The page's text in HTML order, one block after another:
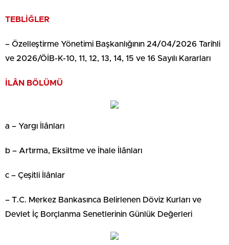
TEBLİĞLER
– Özelleştirme Yönetimi Başkanlığının 24/04/2026 Tarihli
ve 2026/ÖİB-K-10, 11, 12, 13, 14, 15 ve 16 Sayılı Kararları
İLÂN BÖLÜMÜ
a – Yargı İlânları
b – Artırma, Eksiltme ve İhale İlânları
c – Çeşitli İlânlar
– T.C. Merkez Bankasınca Belirlenen Döviz Kurları ve
Devlet İç Borçlanma Senetlerinin Günlük Değerleri